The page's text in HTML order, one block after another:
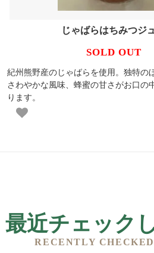
じゃばらはちみつジ
SOLD OUT
紀州熊野産のじゃばらを使用。独特の
さわやかな風味、蜂蜜の甘さがお口の
ります。
最近チェック
RECENTLY